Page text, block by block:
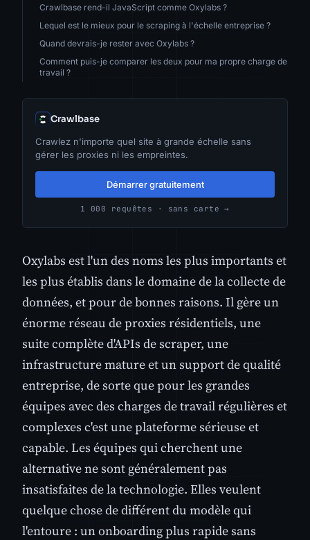
Crawlbase rend-il JavaScript comme Oxylabs ?
Lequel est le mieux pour le scraping à l'échelle entreprise ?
Quand devrais-je rester avec Oxylabs ?
Comment puis-je comparer les deux pour ma propre charge de
travail ?
Crawlbase
Crawlez n'importe quel site à grande échelle sans
gérer les proxies ni les empreintes.
Démarrer gratuitement
1 000 requêtes · sans carte →
Oxylabs est l'un des noms les plus importants et
les plus établis dans le domaine de la collecte de
données, et pour de bonnes raisons. Il gère un
énorme réseau de proxies résidentiels, une
suite complète d'APIs de scraper, une
infrastructure mature et un support de qualité
entreprise, de sorte que pour les grandes
équipes avec des charges de travail régulières et
complexes c'est une plateforme sérieuse et
capable. Les équipes qui cherchent une
alternative ne sont généralement pas
insatisfaites de la technologie. Elles veulent
quelque chose de différent du modèle qui
l'entoure : un onboarding plus rapide sans